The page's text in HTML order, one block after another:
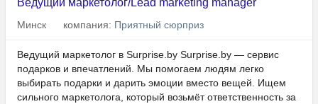
Ведущий маркетолог/Lead marketing manager
Минск компания: Приятный сюрприз
Ведущий маркетолог в Surprise.by Surprise.by — сервис
подарков и впечатлений. Мы помогаем людям легко
выбирать подарки и дарить эмоции вместо вещей. Ищем
сильного маркетолога, который возьмёт ответственность за